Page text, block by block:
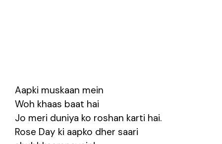
Aapki muskaan mein
Woh khaas baat hai
Jo meri duniya ko roshan karti hai.
Rose Day ki aapko dher saari